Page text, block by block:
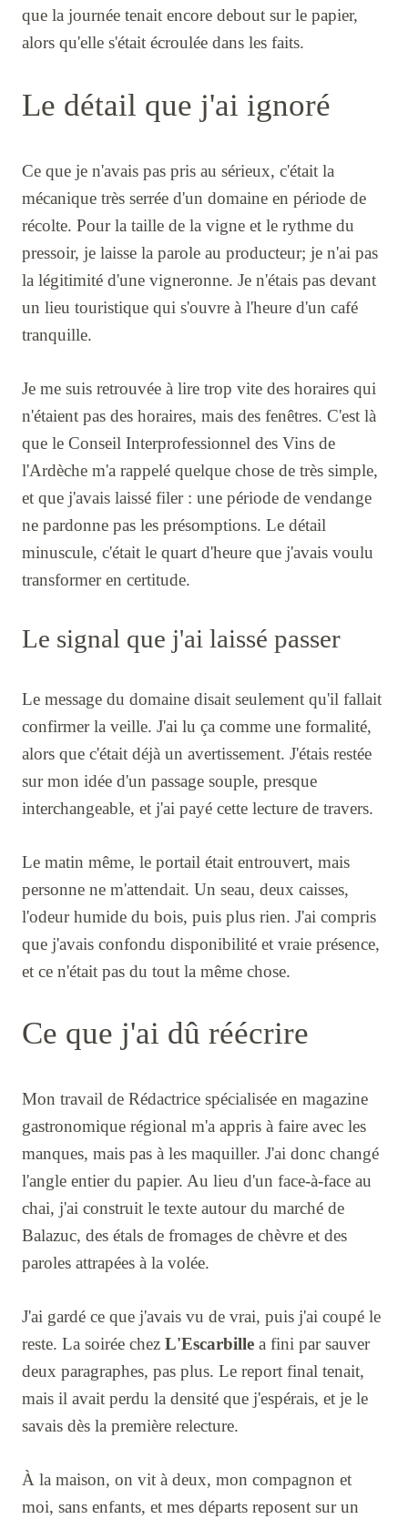
que la journée tenait encore debout sur le papier,
alors qu'elle s'était écroulée dans les faits.
Le détail que j'ai ignoré
Ce que je n'avais pas pris au sérieux, c'était la
mécanique très serrée d'un domaine en période de
récolte. Pour la taille de la vigne et le rythme du
pressoir, je laisse la parole au producteur; je n'ai pas
la légitimité d'une vigneronne. Je n'étais pas devant
un lieu touristique qui s'ouvre à l'heure d'un café
tranquille.
Je me suis retrouvée à lire trop vite des horaires qui
n'étaient pas des horaires, mais des fenêtres. C'est là
que le Conseil Interprofessionnel des Vins de
l'Ardèche m'a rappelé quelque chose de très simple,
et que j'avais laissé filer : une période de vendange
ne pardonne pas les présomptions. Le détail
minuscule, c'était le quart d'heure que j'avais voulu
transformer en certitude.
Le signal que j'ai laissé passer
Le message du domaine disait seulement qu'il fallait
confirmer la veille. J'ai lu ça comme une formalité,
alors que c'était déjà un avertissement. J'étais restée
sur mon idée d'un passage souple, presque
interchangeable, et j'ai payé cette lecture de travers.
Le matin même, le portail était entrouvert, mais
personne ne m'attendait. Un seau, deux caisses,
l'odeur humide du bois, puis plus rien. J'ai compris
que j'avais confondu disponibilité et vraie présence,
et ce n'était pas du tout la même chose.
Ce que j'ai dû réécrire
Mon travail de Rédactrice spécialisée en magazine
gastronomique régional m'a appris à faire avec les
manques, mais pas à les maquiller. J'ai donc changé
l'angle entier du papier. Au lieu d'un face-à-face au
chai, j'ai construit le texte autour du marché de
Balazuc, des étals de fromages de chèvre et des
paroles attrapées à la volée.
J'ai gardé ce que j'avais vu de vrai, puis j'ai coupé le
reste. La soirée chez L'Escarbille a fini par sauver
deux paragraphes, pas plus. Le report final tenait,
mais il avait perdu la densité que j'espérais, et je le
savais dès la première relecture.
À la maison, on vit à deux, mon compagnon et
moi, sans enfants, et mes départs reposent sur un